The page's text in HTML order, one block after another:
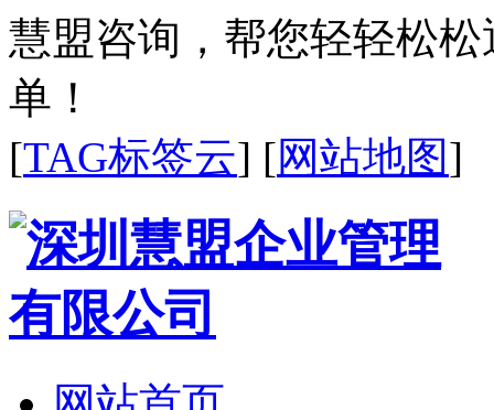
慧盟咨询，帮您轻轻松
单！
[TAG标签云] [网站地图]